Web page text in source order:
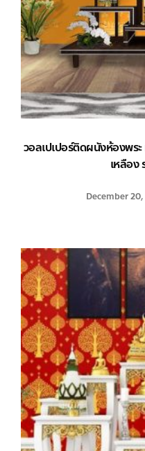
วอลเปเปอร์ติดผนังห้องพร
เหลือง
December 20,